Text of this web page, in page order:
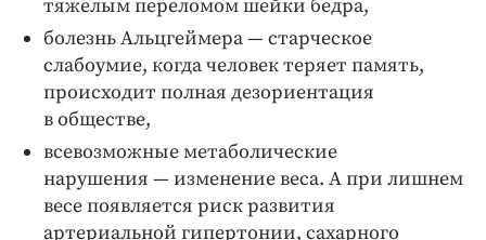
тяжелым переломом шейки бедра,
болезнь Альцгеймера — старческое
слабоумие, когда человек теряет память,
происходит полная дезориентация
в обществе,
всевозможные метаболические
нарушения — изменение веса. А при лишнем
весе появляется риск развития
артериальной гипертонии, сахарного